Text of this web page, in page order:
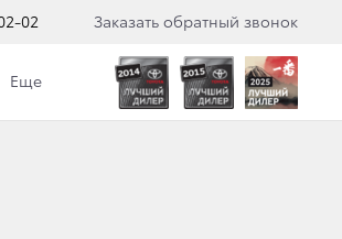
02 Заказать обратный звонок
Еще